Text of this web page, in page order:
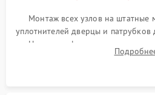
Монтаж всех узлов на штатные
уплотнителей дверцы и патрубков
Надежная фиксация хомутов
сборка корпуса и